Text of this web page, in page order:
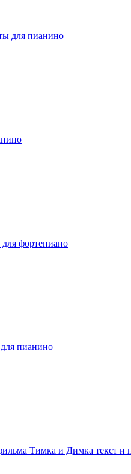
для пианино
для фортепиано
пианино
Тимка и Димка текст и